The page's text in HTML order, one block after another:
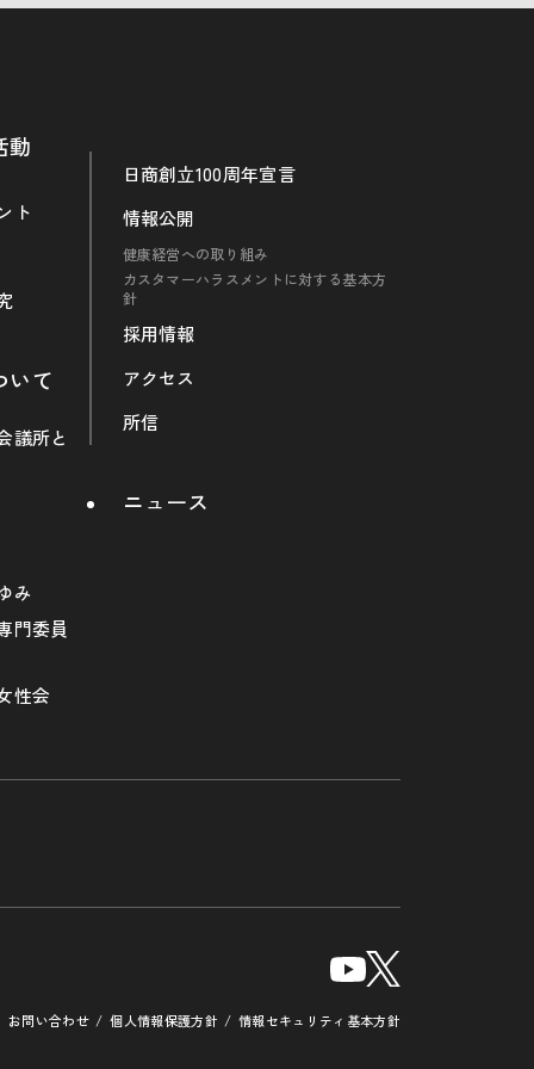
動
ト
いて
議所と
み
門委員
性会
日商創立100周年宣言
情報公開
健康経営への取り組み
カスタマーハラスメントに対する基本方
針
採用情報
アクセス
所信
ニュース
お問い合わせ 個人情報保護方針 情報セキュリティ基本方針